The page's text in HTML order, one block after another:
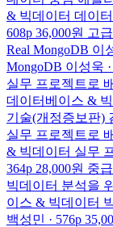
& 빅데이터 데이
608p 36,000원 고급
Real MongoDB 이
MongoDB 이성욱
실무 프로젝트로
데이터베이스 &
기술(개정증보판)
실무 프로젝트로
& 빅데이터 실무
364p 28,000원 중급
빅데이터 분석을
이스 & 빅데이터
백성민 · 576p